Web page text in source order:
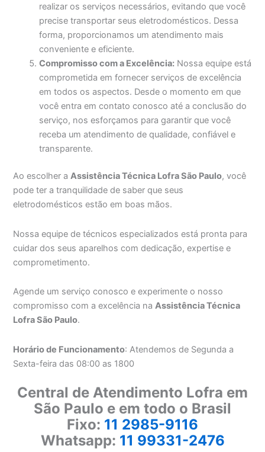
realizar os serviços necessários, evitando que você
precise transportar seus eletrodomésticos. Dessa
forma, proporcionamos um atendimento mais
conveniente e eficiente.
Compromisso com a Excelência: Nossa equipe está
comprometida em fornecer serviços de excelência
em todos os aspectos. Desde o momento em que
você entra em contato conosco até a conclusão do
serviço, nos esforçamos para garantir que você
receba um atendimento de qualidade, confiável e
transparente.
Ao escolher aAssistência Técnica Lofra São Paulo, você
pode ter a tranquilidade de saber que seus
eletrodomésticos estão em boas mãos.
Nossa equipe de técnicos especializados está pronta para
cuidar dos seus aparelhos com dedicação, expertise e
comprometimento.
Agende um serviço conosco e experimente o nosso
compromisso com a excelência naAssistência Técnica
Lofra São Paulo.
Horário de Funcionamento: Atendemos de Segunda a
Sexta-feira das 08:00 as 1800
Central de Atendimento Lofra em
São Paulo e em todo o Brasil
Fixo: 11 2985-9116
Whatsapp: 11 99331-2476